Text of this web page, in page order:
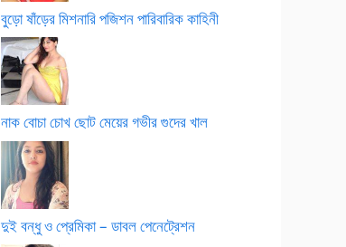
বুড়ো ষাঁড়ের মিশনারি পজিশন পারিবারিক কাহিনী
নাক বোচা চোখ ছোট মেয়ের গভীর গুদের খাল
দুই বন্ধু ও প্রেমিকা – ডাবল পেনেট্রেশন